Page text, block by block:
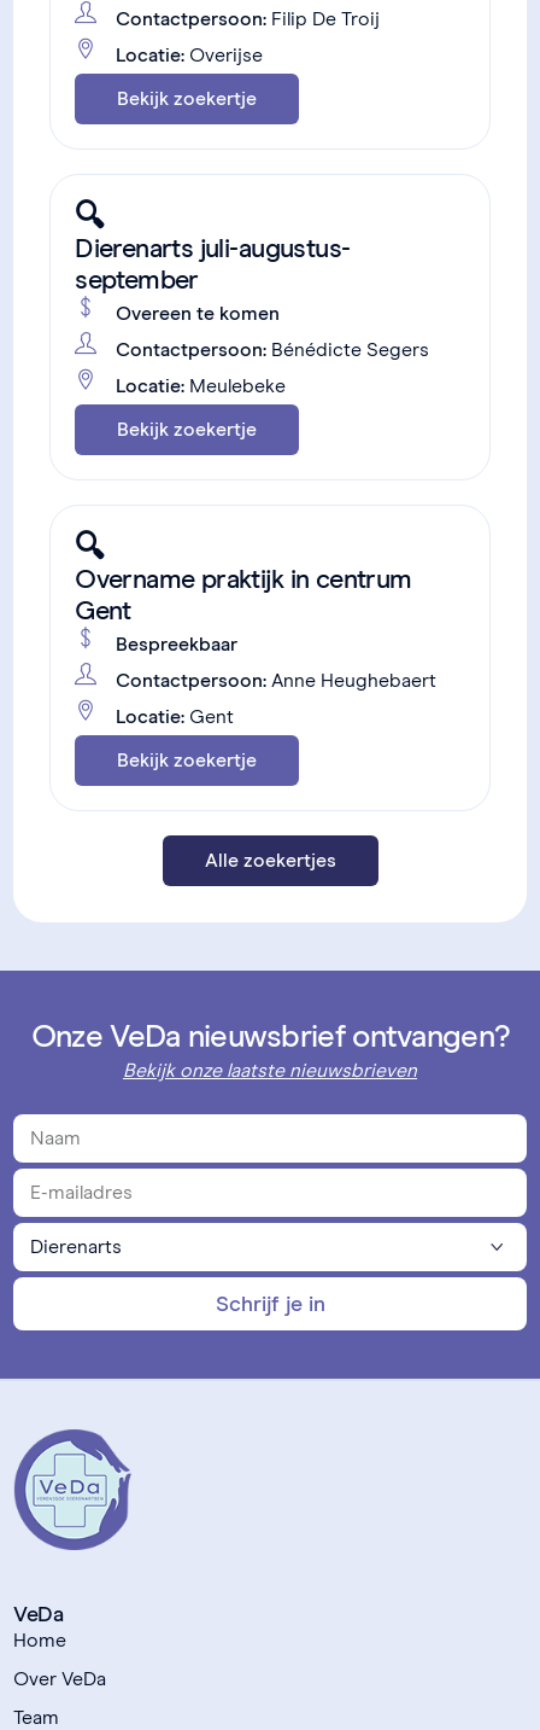
Contactpersoon: Filip De Troij
Locatie: Overijse
Bekijk zoekertje
🔍
Dierenarts juli-augustus-
september
Overeen te komen
Contactpersoon: Bénédicte Segers
Locatie: Meulebeke
Bekijk zoekertje
🔍
Overname praktijk in centrum
Gent
Bespreekbaar
Contactpersoon: Anne Heughebaert
Locatie: Gent
Bekijk zoekertje
Alle zoekertjes
Onze VeDa nieuwsbrief ontvangen?
Bekijk onze laatste nieuwsbrieven
Schrijf je in
VeDa
Home
Over VeDa
Team